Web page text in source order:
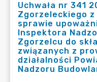
Uchwała nr 341
Zgorzeleckiego z
sprawie
Inspektora
Zgorzelcu do
związanych z
działalności
Nadzoru